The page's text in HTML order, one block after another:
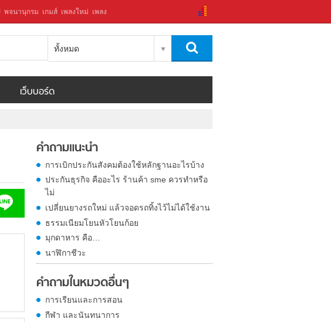
พจนานุกรม เกมส์ เพลงใหม่ เพลง
ทั้งหมด
เว็บบอร์ด
คำถามแนะนำ
การเบิกประกันสังคมต้องใช้หลักฐานอะไรบ้าง
ประกันธุรกิจ คืออะไร ร้านค้า sme ควรทำหรือ
ไม่
เปลี่ยนยางรถใหม่ แล้วจอดรถทิ้งไว้ไม่ได้ใช้งาน
ธรรมเนียมโยนหัวโยนก้อย
มุกดาหาร คือ…
นาฬิกาชีวะ
คำถามในหมวดอื่นๆ
การเรียนและการสอน
กีฬา และนันทนาการ